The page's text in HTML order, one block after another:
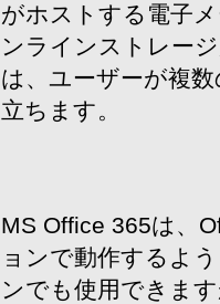
がホストする電子
ンラインストレー
は、ユーザーが複
立ちます。
MS Office 365は、
ョンで動作するよ
ンでも使用できま